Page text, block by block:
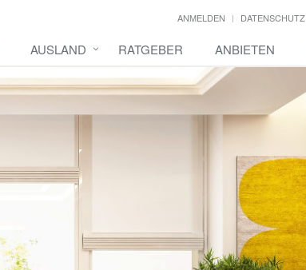
ANMELDEN DATENSCHUTZ
AUSLAND RATGEBER ANBIETEN